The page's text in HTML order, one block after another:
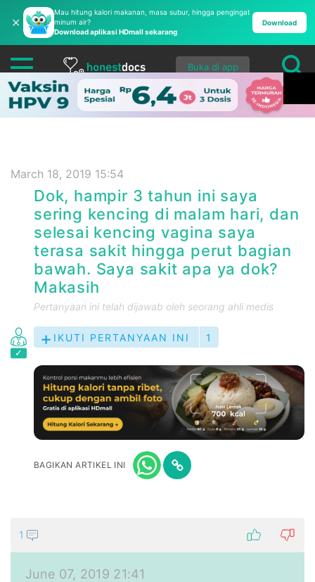
✕
Mau hitung kalori makanan, masa subur, hingga pengingat
minum air?
Download aplikasi HDmall sekarang
Download
Buka di app
March 18, 2019 15:54
Dok, hampir 3 tahun ini saya
sering kencing di malam hari, dan
selesai kencing vagina saya
terasa sakit hingga perut bagian
bawah. Saya sakit apa ya dok?
Makasih
Pertanyaan ini telah dijawab oleh seorang ahli medis
IKUTI PERTANYAAN INI 1
BAGIKAN ARTIKEL INI
1
June 07, 2019 21:41